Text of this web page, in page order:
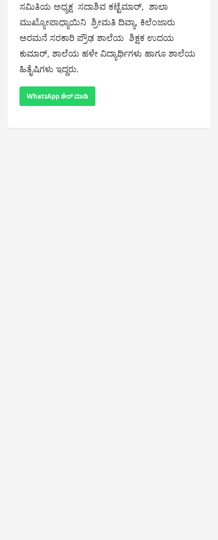
ಸಮಿತಿಯ ಅಧ್ಯಕ್ಷ ಸದಾಶಿವ ಕಟ್ಟೆಮಾರ್, ಶಾಲಾ
ಮುಖ್ಯೋಪಾಧ್ಯಾಯಿನಿ ಶ್ರೀಮತಿ ದಿವ್ಯಾ, ಕಿಲೆಂಜಾರು
ಅರಮನೆ ಸರಕಾರಿ ಪ್ರೌಢ ಶಾಲೆಯ ಶಿಕ್ಷಕ ಉದಯ
ಕುಮಾರ್, ಶಾಲೆಯ ಹಳೇ ವಿದ್ಯಾರ್ಥಿಗಳು ಹಾಗೂ ಶಾಲೆಯ
ಹಿತೈಷಿಗಳು ಇದ್ದರು.
WhatsApp ಶೇರ್ ಮಾಡಿ